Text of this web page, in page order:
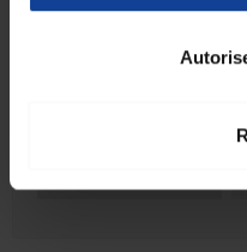
Fiche technique